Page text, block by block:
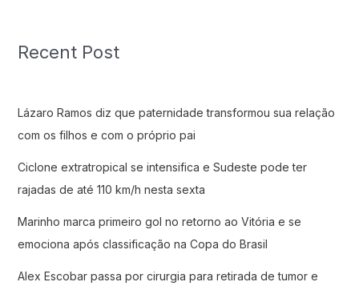
Recent Post
Lázaro Ramos diz que paternidade transformou sua relação
com os filhos e com o próprio pai
Ciclone extratropical se intensifica e Sudeste pode ter
rajadas de até 110 km/h nesta sexta
Marinho marca primeiro gol no retorno ao Vitória e se
emociona após classificação na Copa do Brasil
Alex Escobar passa por cirurgia para retirada de tumor e